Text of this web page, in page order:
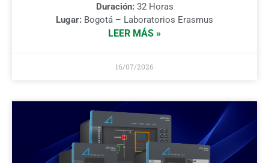
Duración:32 Horas
Lugar: Bogotá – Laboratorios Erasmus
LEER MÁS »
16/07/2026